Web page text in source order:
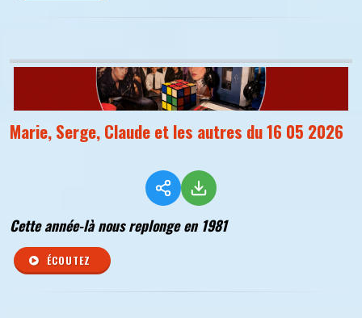
Marie, Serge, Claude et les autres du 16 05 2026
Cette année-là nous replonge en 1981
ÉCOUTEZ